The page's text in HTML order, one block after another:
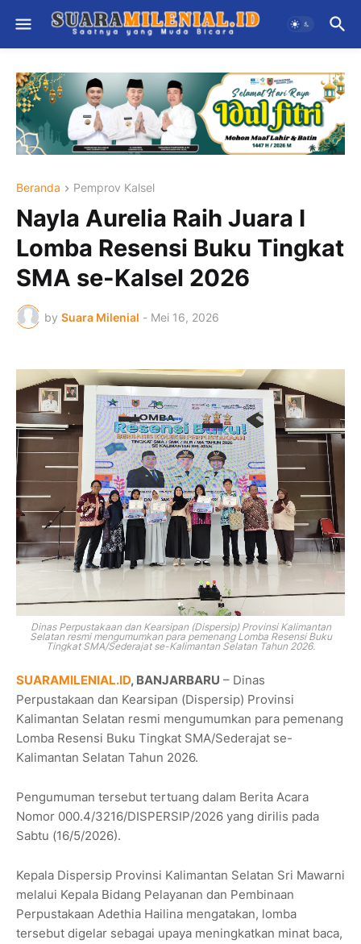
Beranda Pemprov Kalsel
Nayla Aurelia Raih Juara I
Lomba Resensi Buku Tingkat
SMA se-Kalsel 2026
by Suara Milenial - Mei 16, 2026
Dinas Perpustakaan dan Kearsipan (Dispersip) Provinsi Kalimantan
Selatan resmi mengumumkan para pemenang Lomba Resensi Buku
Tingkat SMA/Sederajat se-Kalimantan Selatan Tahun 2026.
SUARAMILENIAL.ID, BANJARBARU – Dinas
Perpustakaan dan Kearsipan (Dispersip) Provinsi
Kalimantan Selatan resmi mengumumkan para pemenang
Lomba Resensi Buku Tingkat SMA/Sederajat se-
Kalimantan Selatan Tahun 2026.
Pengumuman tersebut tertuang dalam Berita Acara
Nomor 000.4/3216/DISPERSIP/2026 yang dirilis pada
Sabtu (16/5/2026).
Kepala Dispersip Provinsi Kalimantan Selatan Sri Mawarni
melalui Kepala Bidang Pelayanan dan Pembinaan
Perpustakaan Adethia Hailina mengatakan, lomba
tersebut digelar sebagai upaya meningkatkan minat baca,